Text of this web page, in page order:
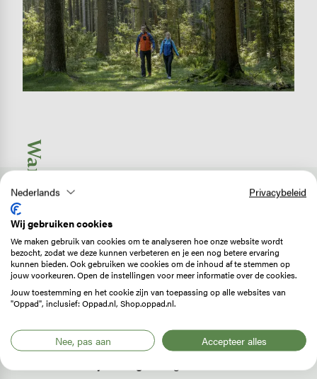
Wandeltip De Hainichlandweg is dé wandeltocht om
De 139 kilometer lange rondwandeling neemt je
mee langs alle highlights van het UNESCO
Werelderfgoed en het cultuurlandschap van
Natuurpark Eichsfeld-Hainich-Werra. Zo wandel
je langs de Werra en delen van het voormalig
IJzeren Gordijn. Aanrader!
Lengte:139 kilometer
Nederlands Privacybeleid
Wij gebruiken cookies
We maken gebruik van cookies om te analyseren hoe onze website wordt
bezocht, zodat we deze kunnen verbeteren en je een nog betere ervaring
kunnen bieden. Ook gebruiken we cookies om de inhoud af te stemmen op
jouw voorkeuren. Open de instellingen voor meer informatie over de cookies.
Jouw toestemming en het cookie zijn van toepassing op alle websites van
"Oppad", inclusief: Oppad.nl, Shop.oppad.nl.
Nee, pas aan Accepteer alles